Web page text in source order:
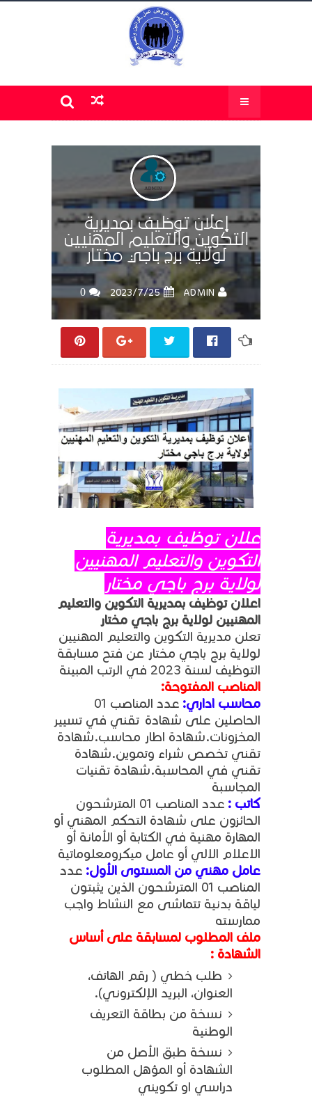
إعلان توظيف بمديرية
التكوين والتعليم المهنيين
لولاية برج باجي مختار
ADMIN
25‏/7‏/2023
0
علان توظيف بمديرية
التكوين والتعليم المهنيين
لولاية برج باجي مختار
اعلان توظيف بمديرية التكوين والتعليم
المهنيين لولاية برج باجي مختار
تعلن مديرية التكوين والتعليم المهنيين
لولاية برج باجي مختار عن فتح مسابقة
التوظيف لسنة 2023 في الرتب المبينة
المناصب المفتوحة:
محاسب اداري:
عدد المناصب 01
الحاصلين على شهادة تقني في تسيير
المخزونات.شهادة اطار محاسب.شهادة
تقني تخصص شراء وتموين.شهادة
تقني في المحاسبة.شهادة تقنيات
المجاسبة
كاتب :
عدد المناصب 01 المترشحون
الحائزون على شهادة التحكم المهني أو
المهارة مهنية في الكتابة أو الأمانة أو
الاعلام الالي أو عامل ميكرومعلوماتية
عامل مهني من المستوى الأول: عدد
المناصب 01 المترشحون الذين يثبتون
لياقة بدنية تتماشى مع النشاط واجب
ممارسته
ملف المطلوب لمسابقة على أساس
الشهادة :
طلب خطي ( رقم الهاتف،
العنوان، البريد الإلكتروني).
نسخة من بطاقة التعريف
الوطنية
نسخة طبق الأصل من
الشهادة أو المؤهل المطلوب
دراسي او تكويني